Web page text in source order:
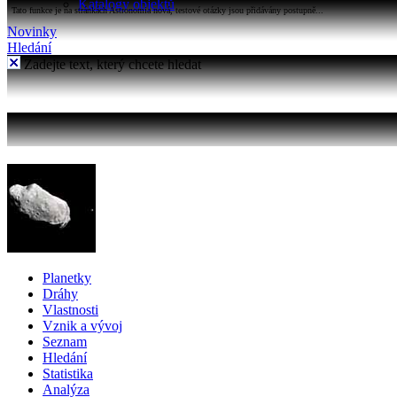
Katalogy objektů
Tato funkce je na stránkách Astronomia nová, testové otázky jsou přidávány postupně...
Novinky
Hledání
Zadejte text, který chcete hledat
Planetky
Dráhy
Vlastnosti
Vznik a vývoj
Seznam
Hledání
Statistika
Analýza